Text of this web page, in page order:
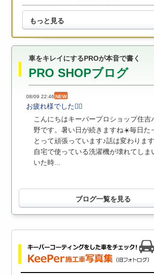
もっと見る
車をキレイにするPROが本音で書く
PRO SHOPブログ
08/09 22:46 NEW
お疲れ様でした🙇‍♂️
こんにちはキーパープロショップ住吉
野です。暑い日が続きますね☀️毎日た
とって頑張っています♪話は変わりま
自宅で使っている洗濯機が壊れてし
いた時...
ブログ一覧を見る